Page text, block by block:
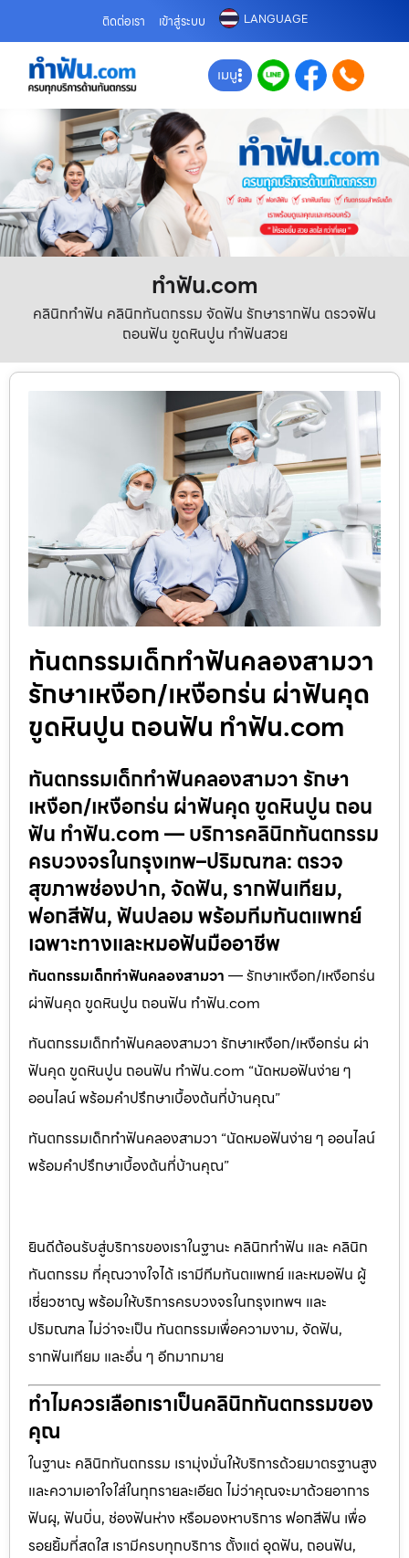
ติดต่อเรา เข้าสู่ระบบ LANGUAGE
เมนู
ทําฟัน.com
คลินิกทำฟัน คลินิกทันตกรรม จัดฟัน รักษารากฟัน ตรวจฟัน
ถอนฟัน ขูดหินปูน ทำฟันสวย
ทันตกรรมเด็กทำฟันคลองสามวา
รักษาเหงือก/เหงือกร่น ผ่าฟันคุด
ขูดหินปูน ถอนฟัน ทำฟัน.com
ทันตกรรมเด็กทำฟันคลองสามวา รักษา
เหงือก/เหงือกร่น ผ่าฟันคุด ขูดหินปูน ถอน
ฟัน ทำฟัน.com — บริการคลินิกทันตกรรม
ครบวงจรในกรุงเทพ–ปริมณฑล: ตรวจ
สุขภาพช่องปาก, จัดฟัน, รากฟันเทียม,
ฟอกสีฟัน, ฟันปลอม พร้อมทีมทันตแพทย์
เฉพาะทางและหมอฟันมืออาชีพ
ทันตกรรมเด็กทำฟันคลองสามวา — รักษาเหงือก/เหงือกร่น
ผ่าฟันคุด ขูดหินปูน ถอนฟัน ทำฟัน.com
ทันตกรรมเด็กทำฟันคลองสามวา รักษาเหงือก/เหงือกร่น ผ่า
ฟันคุด ขูดหินปูน ถอนฟัน ทำฟัน.com “นัดหมอฟันง่าย ๆ
ออนไลน์ พร้อมคำปรึกษาเบื้องต้นที่บ้านคุณ”
ทันตกรรมเด็กทำฟันคลองสามวา “นัดหมอฟันง่าย ๆ ออนไลน์
พร้อมคำปรึกษาเบื้องต้นที่บ้านคุณ”
ยินดีต้อนรับสู่บริการของเราในฐานะ คลินิกทำฟัน และ คลินิก
ทันตกรรม ที่คุณวางใจได้ เรามีทีมทันตแพทย์ และหมอฟัน ผู้
เชี่ยวชาญ พร้อมให้บริการครบวงจรในกรุงเทพฯ และ
ปริมณฑล ไม่ว่าจะเป็น ทันตกรรมเพื่อความงาม, จัดฟัน,
รากฟันเทียม และอื่น ๆ อีกมากมาย
ทำไมควรเลือกเราเป็นคลินิกทันตกรรมของ
คุณ
ในฐานะ คลินิกทันตกรรม เรามุ่งมั่นให้บริการด้วยมาตรฐานสูง
และความเอาใจใส่ในทุกรายละเอียด ไม่ว่าคุณจะมาด้วยอาการ
ฟันผุ, ฟันบิ่น, ช่องฟันห่าง หรือมองหาบริการ ฟอกสีฟัน เพื่อ
รอยยิ้มที่สดใส เรามีครบทุกบริการ ตั้งแต่ อุดฟัน, ถอนฟัน,